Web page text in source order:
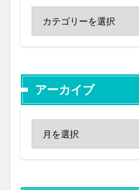
アーカイブ